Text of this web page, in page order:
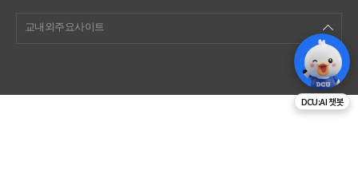
교내외주요사이트
DCU:AI 챗봇